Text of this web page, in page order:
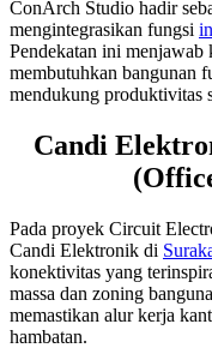
ConArch Studio hadir
mengintegrasikan fungsi
Pendekatan ini menjawab
membutuhkan bangunan
mendukung produktivitas
Candi
Pada proyek Circuit
Candi Elektronik di
konektivitas yang
massa dan zoning
memastikan alur kerja
hambatan.